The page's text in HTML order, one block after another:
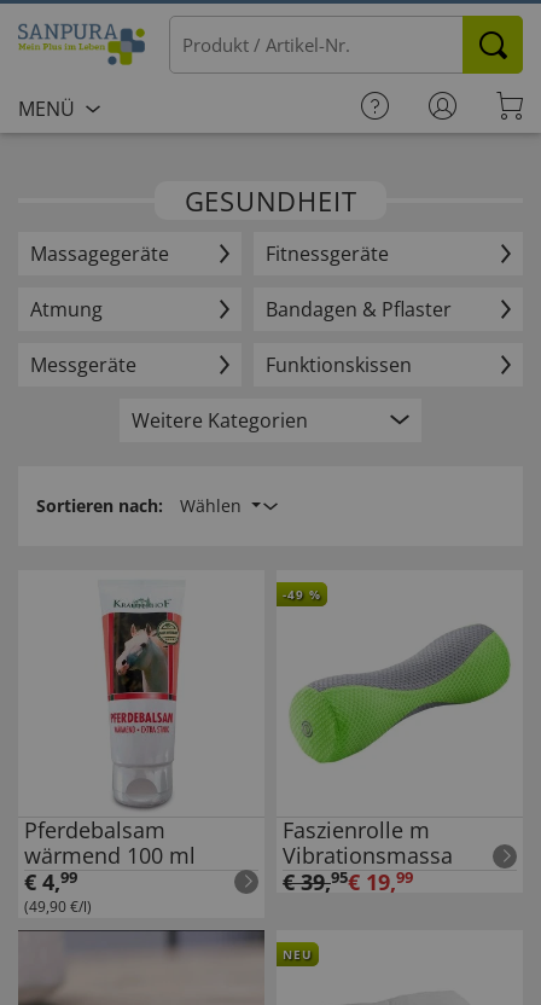
MENÜ
GESUNDHEIT
Massagegeräte Fitnessgeräte
Atmung Bandagen & Pflaster
Messgeräte Funktionskissen
Weitere Kategorien
Sortieren nach: Wählen
Pferdebalsam
wärmend 100 ml
€ 4,99
(49,90 €/l)
-49 %
Faszienrolle m
Vibrationsmassa
€39,95€ 19,99
NEU